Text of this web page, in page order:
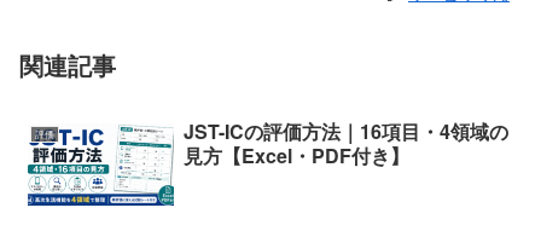
関連記事
評価
JST-ICの評価方法｜16項目・4領域の
見方【Excel・PDF付き】